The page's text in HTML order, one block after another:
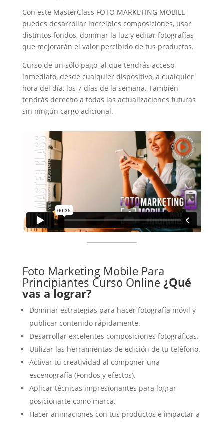
Con este MasterClass FOTO MARKETING MOBILE
puedes desarrollar increíbles composiciones, usar
distintos fondos, dominar la luz y editar fotografías
que mejorarán el valor percibido de tus productos.
Curso de un sólo pago, al que tendrás acceso
inmediato, desde cualquier dispositivo, a cualquier
hora del día, los 7 días de la semana. También
tendrás derecho a todas las actualizaciones futuras
sin ningún cargo adicional.
Foto Marketing Mobile Para
Principiantes Curso Online ¿Qué
vas a lograr?
Dominar estrategias para hacer fotografía móvil y
publicar contenido rápidamente.
Desarrollar excelentes composiciones fotográficas.
Utilizar las herramientas de edición de tu teléfono.
Activar tu creatividad al componer una
escenografía (Fondos y efectos).
Aplicar técnicas impresionantes para lograr
posicionarte como marca.
Hacer animaciones con tus productos e impactar a